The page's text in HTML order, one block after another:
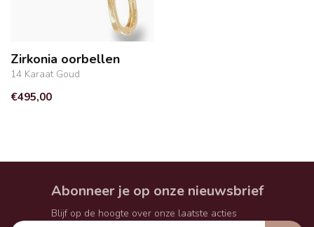
Zirkonia oorbellen
14 Karaat Goud
€495,00
Abonneer je op onze nieuwsbrief
Blijf op de hoogte over onze laatste acties